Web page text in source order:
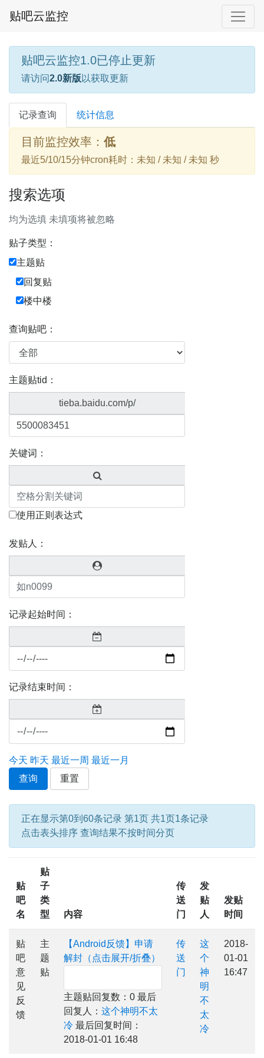
贴吧云监控
贴吧云监控1.0已停止更新
请访问2.0新版 以获取更新
记录查询 统计信息
目前监控效率： 低
最近5/10/15分钟cron耗时：未知 / 未知 / 未知 秒
搜索选项
均为选填 未填项将被忽略
贴子类型：
主题贴
回复贴
楼中楼
查询贴吧：
主题贴tid：
tieba.baidu.com/p/
关键词：
使用正则表达式
发贴人：
记录起始时间：
记录结束时间：
今天 昨天 最近一周 最近一月
查询
重置
正在显示第0到60条记录 第1页 共1页1条记录
点击表头排序 查询结果不按时间分页
贴
吧
名
贴
子
类
型
内容
传
送
门
发
贴
人
发贴
时间
贴
吧
意
见
反
馈
主
题
贴
【Android反馈】申请
解封（点击展开/折叠）
主题贴回复数：0 最后
回复人： 这个神明不太
冷 最后回复时间：
2018-01-01 16:48
传
送
门
这
个
神
明
不
太
冷
2018-
01-01
16:47